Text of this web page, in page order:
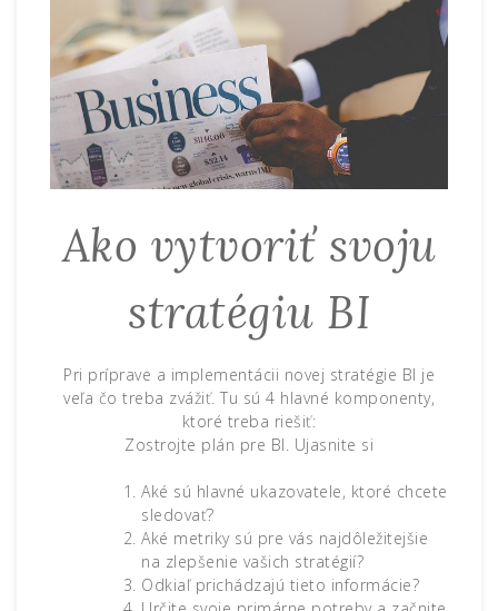
Ako vytvoriť svoju
stratégiu BI
Pri príprave a implementácii novej stratégie BI je
veľa čo treba zvážiť. Tu sú 4 hlavné komponenty,
ktoré treba riešiť:
Zostrojte plán pre BI. Ujasnite si
Aké sú hlavné ukazovatele, ktoré chcete
sledovať?
Aké metriky sú pre vás najdôležitejšie
na zlepšenie vašich stratégií?
Odkiaľ prichádzajú tieto informácie?